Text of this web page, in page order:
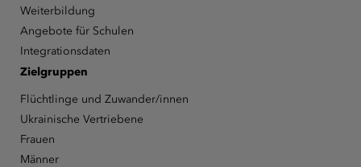
Weiterbildung
Angebote für Schulen
Integrationsdaten
Zielgruppen
Flüchtlinge und Zuwander/innen
Ukrainische Vertriebene
Frauen
Männer